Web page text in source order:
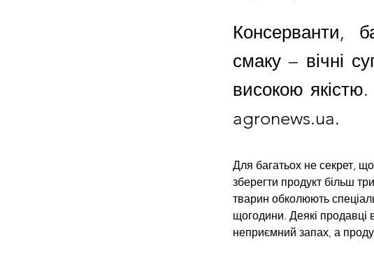
Консерванти,
смаку – вічні
високою
agronews.ua.
Для багатьох не секрет,
зберегти продукт більш
тварин обколюють
щогодини. Деякі продавці
неприємний запах, а